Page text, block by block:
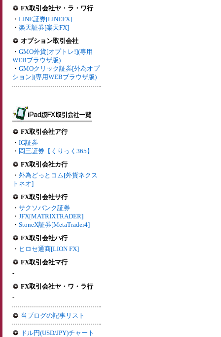
FX取引会社ヤ・ラ・ワ行
・ LINE証券[LINEFX]
・ 楽天証券[楽天FX]
オプション取引会社
・ GMO外貨[オプトレ!](専用
WEBブラウザ版)
・ GMOクリック証券[外為オプ
ション](専用WEBブラウザ版)
FX取引会社ア行
・ IG証券
・ 岡三証券【くりっく365】
FX取引会社カ行
・ 外為どっとコム[外貨ネクス
トネオ]
FX取引会社サ行
・ サクソバンク証券
・ JFX[MATRIXTRADER]
・ StoneX証券[MetaTrader4]
FX取引会社ハ行
・ ヒロセ通商[LION FX]
FX取引会社マ行
-
FX取引会社ヤ・ワ・ラ行
-
当ブログの記事リスト
ドル円(USD/JPY)チャート